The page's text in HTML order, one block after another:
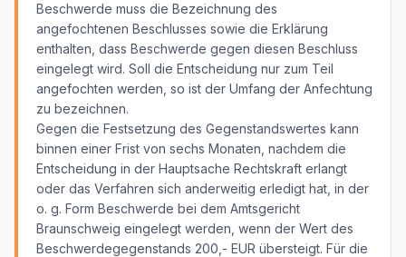
Beschwerde muss die Bezeichnung des
angefochtenen Beschlusses sowie die Erklärung
enthalten, dass Beschwerde gegen diesen Beschluss
eingelegt wird. Soll die Entscheidung nur zum Teil
angefochten werden, so ist der Umfang der Anfechtung
zu bezeichnen.
Gegen die Festsetzung des Gegenstandswertes kann
binnen einer Frist von sechs Monaten, nachdem die
Entscheidung in der Hauptsache Rechtskraft erlangt
oder das Verfahren sich anderweitig erledigt hat, in der
o. g. Form Beschwerde bei dem Amtsgericht
Braunschweig eingelegt werden, wenn der Wert des
Beschwerdegegenstands 200,- EUR übersteigt. Für die